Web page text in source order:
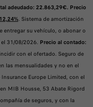
adeudado: 22.863,29€. Precio
. Sistema de amortización
su vehículo, o abonar o
31/08/2026. Precio al contado:
con el ofertado. Seguro de
las mensualidades y no en el
Europe Limited, con el
MIB Housse, 53 Abate Rigord
de seguros, y con la